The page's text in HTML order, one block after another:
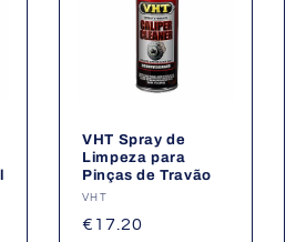
VHT Spray de
Limpeza para
Pinças de Travão
Fornecedor:
VHT
Preço
€17.20